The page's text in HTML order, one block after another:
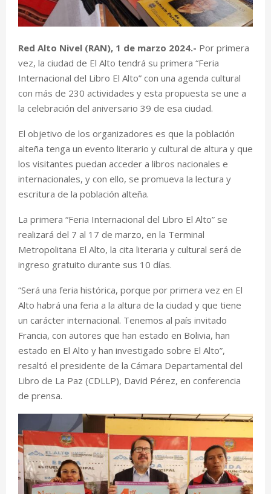
Red Alto Nivel (RAN), 1 de marzo 2024.- Por primera
vez, la ciudad de El Alto tendrá su primera “Feria
Internacional del Libro El Alto” con una agenda cultural
con más de 230 actividades y esta propuesta se une a
la celebración del aniversario 39 de esa ciudad.
El objetivo de los organizadores es que la población
alteña tenga un evento literario y cultural de altura y que
los visitantes puedan acceder a libros nacionales e
internacionales, y con ello, se promueva la lectura y
escritura de la población alteña.
La primera “Feria Internacional del Libro El Alto” se
realizará del 7 al 17 de marzo, en la Terminal
Metropolitana El Alto, la cita literaria y cultural será de
ingreso gratuito durante sus 10 días.
“Será una feria histórica, porque por primera vez en El
Alto habrá una feria a la altura de la ciudad y que tiene
un carácter internacional. Tenemos al país invitado
Francia, con autores que han estado en Bolivia, han
estado en El Alto y han investigado sobre El Alto”,
resaltó el presidente de la Cámara Departamental del
Libro de La Paz (CDLLP), David Pérez, en conferencia
de prensa.